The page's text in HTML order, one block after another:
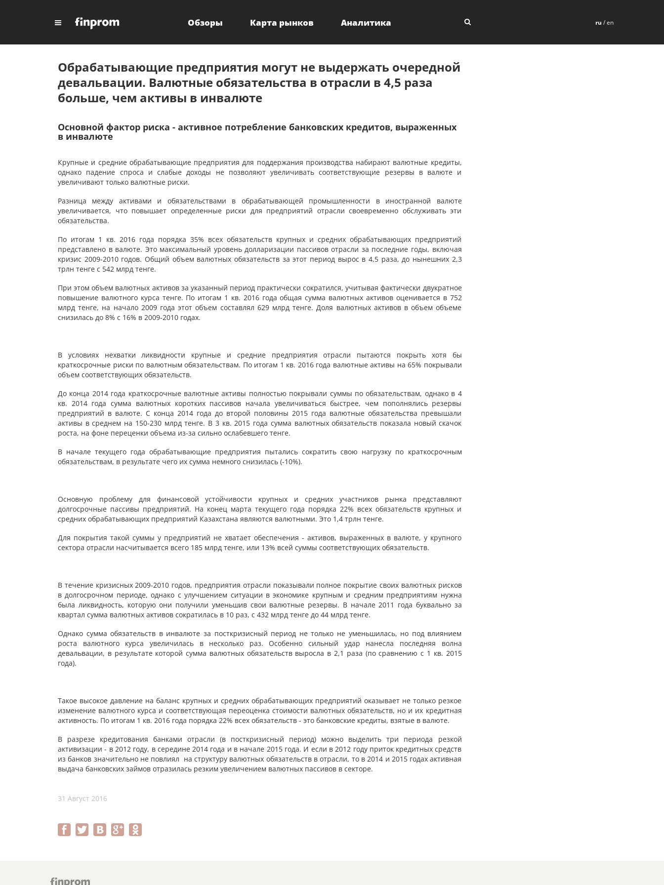
Обзоры Карта рынков Аналитика ru /en
Обрабатывающие предприятия могут не выдержать очередной
девальвации. Валютные обязательства в отрасли в 4,5 раза
больше, чем активы в инвалюте
Основной фактор риска - активное потребление банковских кредитов, выраженных
в инвалюте
Крупные и средние обрабатывающие предприятия для поддержания производства набирают валютные кредиты,
однако падение спроса и слабые доходы не позволяют увеличивать соответствующие резервы в валюте и
увеличивают только валютные риски.
Разница между активами и обязательствами в обрабатывающей промышленности в иностранной валюте
увеличивается, что повышает определенные риски для предприятий отрасли своевременно обслуживать эти
обязательства.
По итогам 1 кв. 2016 года порядка 35% всех обязательств крупных и средних обрабатывающих предприятий
представлено в валюте. Это максимальный уровень долларизации пассивов отрасли за последние годы, включая
кризис 2009-2010 годов. Общий объем валютных обязательств за этот период вырос в 4,5 раза, до нынешних 2,3
трлн тенге с 542 млрд тенге.
При этом объем валютных активов за указанный период практически сократился, учитывая фактически двукратное
повышение валютного курса тенге. По итогам 1 кв. 2016 года общая сумма валютных активов оценивается в 752
млрд тенге, на начало 2009 года этот объем составлял 629 млрд тенге. Доля валютных активов в объем объеме
снизилась до 8% с 16% в 2009-2010 годах.
В условиях нехватки ликвидности крупные и средние предприятия отрасли пытаются покрыть хотя бы
краткосрочные риски по валютным обязательствам. По итогам 1 кв. 2016 года валютные активы на 65% покрывали
объем соответствующих обязательств.
До конца 2014 года краткосрочные валютные активы полностью покрывали суммы по обязательствам, однако в 4
кв. 2014 года сумма валютных коротких пассивов начала увеличиваться быстрее, чем пополнялись резервы
предприятий в валюте. С конца 2014 года до второй половины 2015 года валютные обязательства превышали
активы в среднем на 150-230 млрд тенге. В 3 кв. 2015 года сумма валютных обязательств показала новый скачок
роста, на фоне переценки объема из-за сильно ослабевшего тенге.
В начале текущего года обрабатывающие предприятия пытались сократить свою нагрузку по краткосрочным
обязательствам, в результате чего их сумма немного снизилась (-10%).
Основную проблему для финансовой устойчивости крупных и средних участников рынка представляют
долгосрочные пассивы предприятий. На конец марта текущего года порядка 22% всех обязательств крупных и
средних обрабатывающих предприятий Казахстана являются валютными. Это 1,4 трлн тенге.
Для покрытия такой суммы у предприятий не хватает обеспечения - активов, выраженных в валюте, у крупного
сектора отрасли насчитывается всего 185 млрд тенге, или 13% всей суммы соответствующих обязательств.
В течение кризисных 2009-2010 годов, предприятия отрасли показывали полное покрытие своих валютных рисков
в долгосрочном периоде, однако с улучшением ситуации в экономике крупным и средним предприятиям нужна
была ликвидность, которую они получили уменьшив свои валютные резервы. В начале 2011 года буквально за
квартал сумма валютных активов сократилась в 10 раз, с 432 млрд тенге до 44 млрд тенге.
Однако сумма обязательств в инвалюте за посткризисный период не только не уменьшилась, но под влиянием
роста валютного курса увеличилась в несколько раз. Особенно сильный удар нанесла последняя волна
девальвации, в результате которой сумма валютных обязательств выросла в 2,1 раза (по сравнению с 1 кв. 2015
года).
Такое высокое давление на баланс крупных и средних обрабатывающих предприятий оказывает не только резкое
изменение валютного курса и соответствующая переоценка стоимости валютных обязательств, но и их кредитная
активность. По итогам 1 кв. 2016 года порядка 22% всех обязательств - это банковские кредиты, взятые в валюте.
В разрезе кредитования банками отрасли (в посткризисный период) можно выделить три периода резкой
активизации - в 2012 году, в середине 2014 года и в начале 2015 года. И если в 2012 году приток кредитных средств
из банков значительно не повлиял на структуру валютных обязательств в отрасли, то в 2014 и 2015 годах активная
выдача банковских займов отразилась резким увеличением валютных пассивов в секторе.
31 Август 2016